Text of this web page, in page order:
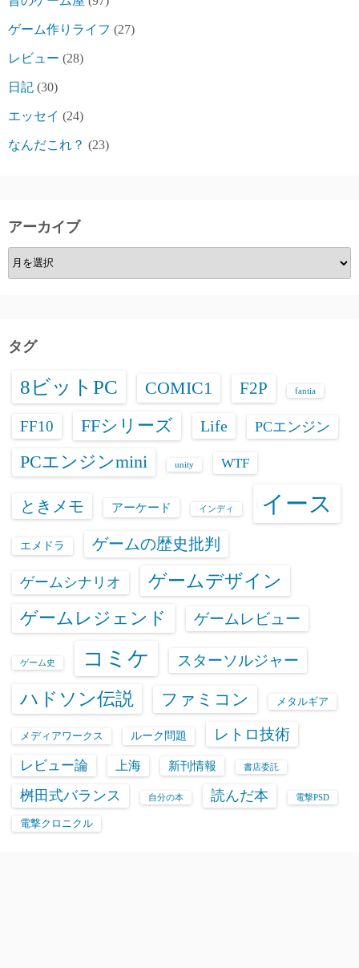
ゲーム作りライフ (27)
レビュー (28)
日記 (30)
エッセイ (24)
なんだこれ？ (23)
アーカイブ
ア
ー
ブ
タグ
8ビットPC COMIC1 F2P fantia
FF10 FFシリーズ Life PCエンジン
PCエンジンmini unity WTF
ときメモ アーケード インディ イース
エメドラ ゲームの歴史批判
ゲームシナリオ ゲームデザイン
ゲームレジェンド ゲームレビュー
ゲーム史 コミケ スターソルジャー
ハドソン伝説 ファミコン メタルギア
メディアワークス ルーク問題 レトロ技術
レビュー論 上海 新刊情報 書店委託
桝田式バランス 自分の本 読んだ本 電撃PSD
電撃クロニクル